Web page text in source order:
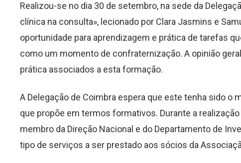
Realizou-se no dia 30 de setembro, na sede da
clínica na consulta», lecionado por Clara Jasmins e
oportunidade para aprendizagem e prática de tarefas
como um momento de confraternização. A opinião
prática associados a esta formação.
A Delegação de Coimbra espera que este tenha sido o
que propõe em termos formativos. Durante a
membro da Direção Nacional e do Departamento de
tipo de serviços a ser prestado aos sócios da